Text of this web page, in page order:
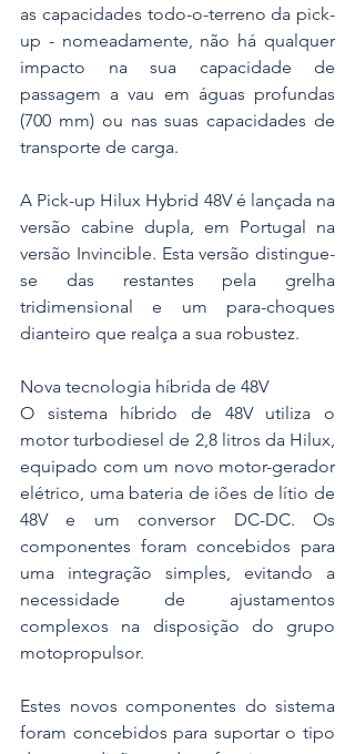
as capacidades todo-o-terreno da pick-
up - nomeadamente, não há qualquer
impacto na sua capacidade de
passagem a vau em águas profundas
(700 mm) ou nas suas capacidades de
transporte de carga.
A Pick-up Hilux Hybrid 48V é lançada na
versão cabine dupla, em Portugal na
versão Invincible. Esta versão distingue-
se das restantes pela grelha
tridimensional e um para-choques
dianteiro que realça a sua robustez.
Nova tecnologia híbrida de 48V
O sistema híbrido de 48V utiliza o
motor turbodiesel de 2,8 litros da Hilux,
equipado com um novo motor-gerador
elétrico, uma bateria de iões de lítio de
48V e um conversor DC-DC. Os
componentes foram concebidos para
uma integração simples, evitando a
necessidade de ajustamentos
complexos na disposição do grupo
motopropulsor.
Estes novos componentes do sistema
foram concebidos para suportar o tipo